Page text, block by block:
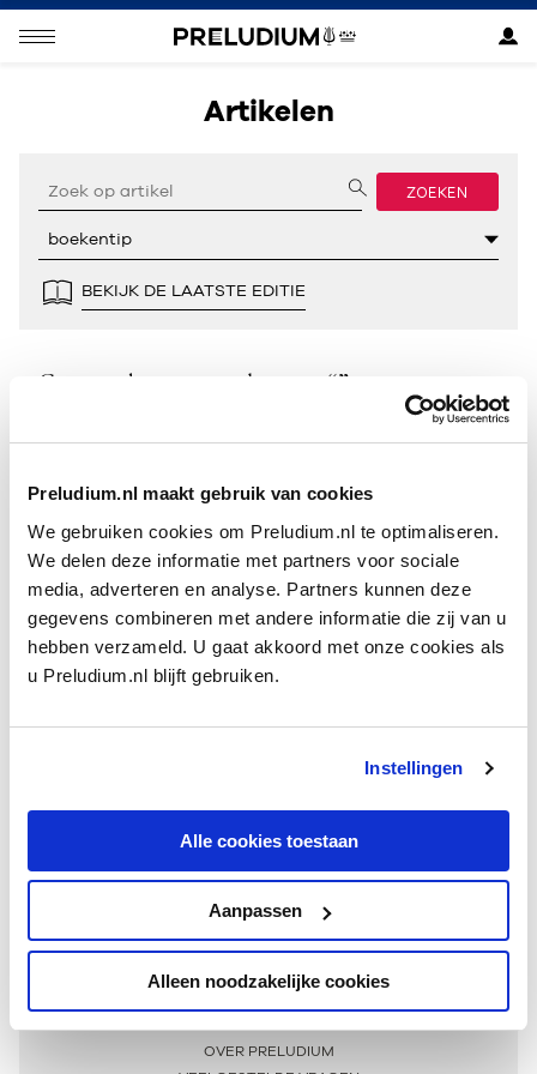
Preludium.nl maakt gebruik van cookies
We gebruiken cookies om Preludium.nl te optimaliseren.
We delen deze informatie met partners voor sociale
media, adverteren en analyse. Partners kunnen deze
gegevens combineren met andere informatie die zij van u
hebben verzameld. U gaat akkoord met onze cookies als
u Preludium.nl blijft gebruiken.
Instellingen
Alle cookies toestaan
Aanpassen
Alleen noodzakelijke cookies
Artikelen
ZOEKEN
BEKIJK DE LAATSTE EDITIE
Geen resultaten gevonden voor “”.
Meer informatie
OVER PRELUDIUM